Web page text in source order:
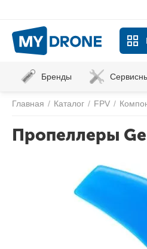
Бренды
Главная / Каталог / FPV /
Пропеллеры